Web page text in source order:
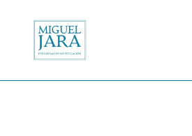
contenido